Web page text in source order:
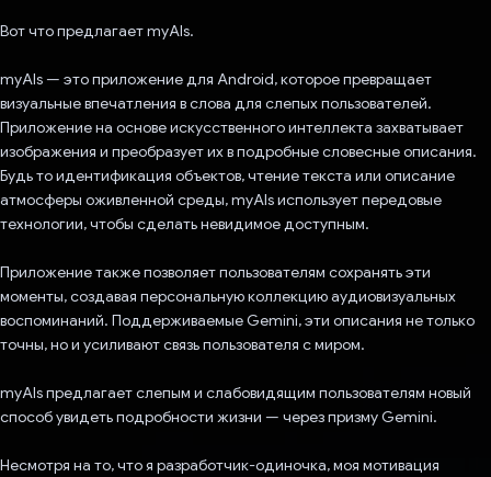
Вот что предлагает myAIs.
myAIs — это приложение для Android, которое превращает
визуальные впечатления в слова для слепых пользователей.
Приложение на основе искусственного интеллекта захватывает
изображения и преобразует их в подробные словесные описания.
Будь то идентификация объектов, чтение текста или описание
атмосферы оживленной среды, myAIs использует передовые
технологии, чтобы сделать невидимое доступным.
Приложение также позволяет пользователям сохранять эти
моменты, создавая персональную коллекцию аудиовизуальных
воспоминаний. Поддерживаемые Gemini, эти описания не только
точны, но и усиливают связь пользователя с миром.
myAIs предлагает слепым и слабовидящим пользователям новый
способ увидеть подробности жизни — через призму Gemini.
Несмотря на то, что я разработчик-одиночка, моя мотивация